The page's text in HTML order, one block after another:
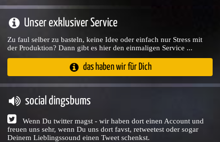
Unser exklusiver Service
Zu faul selber zu basteln, keine Idee oder einfach nur Stress mit
der Produktion? Dann gibt es hier den einmaligen Service ...
das haben wir für Dich
social dingsbums
Wenn Du twitter magst - wir haben dort einen Account und
freuen uns sehr, wenn Du uns dort favst, retweetest oder sogar
Deinem Lieblingssound einen Tweet schenkst.